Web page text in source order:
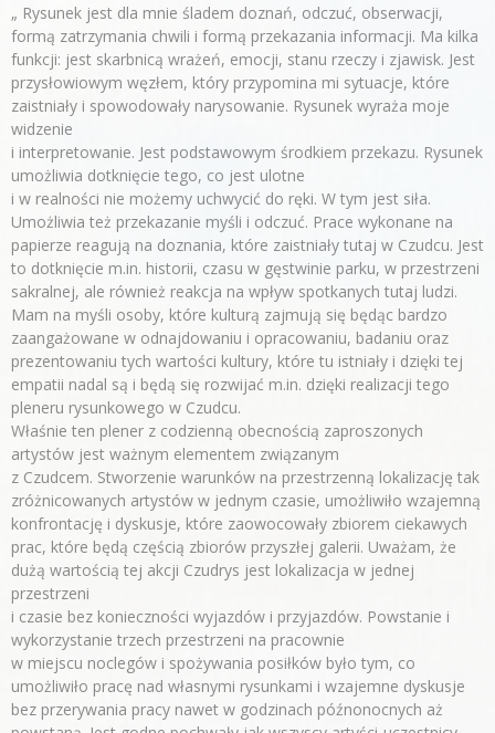
„ Rysunek jest dla mnie śladem doznań, odczuć, obserwacji,
formą zatrzymania chwili i formą przekazania informacji. Ma kilka
funkcji: jest skarbnicą wrażeń, emocji, stanu rzeczy i zjawisk. Jest
przysłowiowym węzłem, który przypomina mi sytuacje, które
zaistniały i spowodowały narysowanie. Rysunek wyraża moje
widzenie
i interpretowanie. Jest podstawowym środkiem przekazu. Rysunek
umożliwia dotknięcie tego, co jest ulotne
i w realności nie możemy uchwycić do ręki. W tym jest siła.
Umożliwia też przekazanie myśli i odczuć. Prace wykonane na
papierze reagują na doznania, które zaistniały tutaj w Czudcu. Jest
to dotknięcie m.in. historii, czasu w gęstwinie parku, w przestrzeni
sakralnej, ale również reakcja na wpływ spotkanych tutaj ludzi.
Mam na myśli osoby, które kulturą zajmują się będąc bardzo
zaangażowane w odnajdowaniu i opracowaniu, badaniu oraz
prezentowaniu tych wartości kultury, które tu istniały i dzięki tej
empatii nadal są i będą się rozwijać m.in. dzięki realizacji tego
pleneru rysunkowego w Czudcu.
Właśnie ten plener z codzienną obecnością zaproszonych
artystów jest ważnym elementem związanym
z Czudcem. Stworzenie warunków na przestrzenną lokalizację tak
zróżnicowanych artystów w jednym czasie, umożliwiło wzajemną
konfrontację i dyskusje, które zaowocowały zbiorem ciekawych
prac, które będą częścią zbiorów przyszłej galerii. Uważam, że
dużą wartością tej akcji Czudrys jest lokalizacja w jednej
przestrzeni
i czasie bez konieczności wyjazdów i przyjazdów. Powstanie i
wykorzystanie trzech przestrzeni na pracownie
w miejscu noclegów i spożywania posiłków było tym, co
umożliwiło pracę nad własnymi rysunkami i wzajemne dyskusje
bez przerywania pracy nawet w godzinach późnonocnych aż